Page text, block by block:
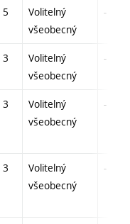
5
Volitelný
všeobecný
-
3
Volitelný
všeobecný
-
3
Volitelný
všeobecný
-
3
Volitelný
všeobecný
-